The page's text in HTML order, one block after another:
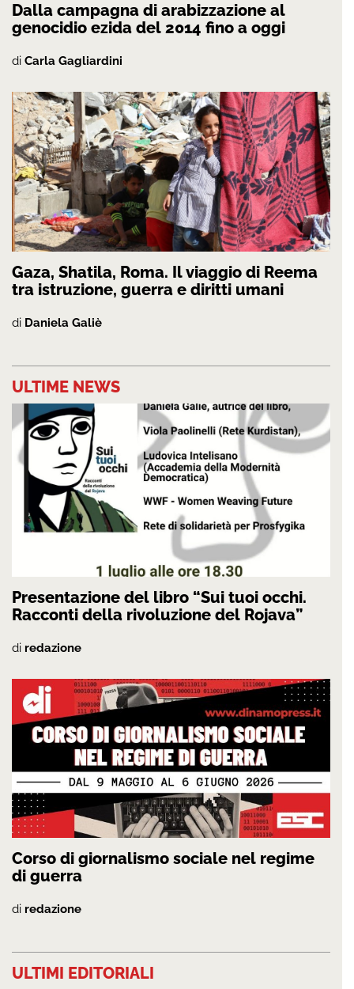
Dalla campagna di arabizzazione al
genocidio ezida del 2014 fino a oggi
di Carla Gagliardini
Gaza, Shatila, Roma. Il viaggio di Reema
tra istruzione, guerra e diritti umani
di Daniela Galiè
ULTIME NEWS
Presentazione del libro “Sui tuoi occhi.
Racconti della rivoluzione del Rojava”
di redazione
Corso di giornalismo sociale nel regime
di guerra
di redazione
ULTIMI EDITORIALI